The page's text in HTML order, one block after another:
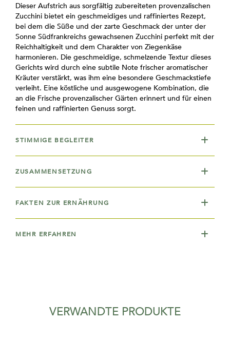
Dieser Aufstrich aus sorgfältig zubereiteten provenzalischen
Zucchini bietet ein geschmeidiges und raffiniertes Rezept,
bei dem die Süße und der zarte Geschmack der unter der
Sonne Südfrankreichs gewachsenen Zucchini perfekt mit der
Reichhaltigkeit und dem Charakter von Ziegenkäse
harmonieren. Die geschmeidige, schmelzende Textur dieses
Gerichts wird durch eine subtile Note frischer aromatischer
Kräuter verstärkt, was ihm eine besondere Geschmackstiefe
verleiht. Eine köstliche und ausgewogene Kombination, die
an die Frische provenzalischer Gärten erinnert und für einen
feinen und raffinierten Genuss sorgt.
STIMMIGE BEGLEITER
ZUSAMMENSETZUNG
FAKTEN ZUR ERNÄHRUNG
MEHR ERFAHREN
VERWANDTE PRODUKTE